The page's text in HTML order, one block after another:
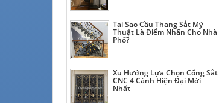
Tại Sao Cầu Thang Sắt Mỹ
Thuật Là Điểm Nhấn Cho Nhà
Phố?
Xu Hướng Lựa Chọn Cổng Sắt
CNC 4 Cánh Hiện Đại Mới
Nhất